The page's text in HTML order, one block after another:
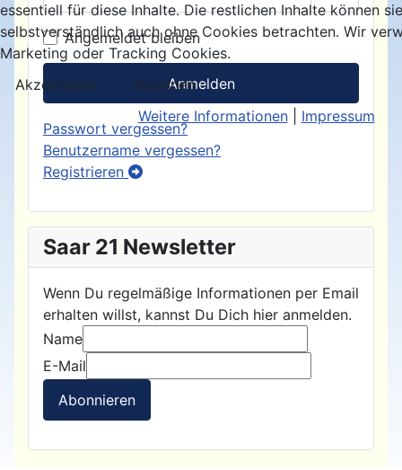
Passwort
Angemeldet bleiben
Anmelden
Passwort vergessen?
Benutzername vergessen?
Registrieren
Saar 21 Newsletter
Wenn Du regelmäßige Informationen per Email
erhalten willst, kannst Du Dich hier anmelden.
Name
E-Mail
Abonnieren
essentiell für diese Inhalte. Die restlichen Inhalte können sie
selbstverständlich auch ohne Cookies betrachten. Wir
Marketing oder Tracking Cookies.
Akzeptieren
Ablehnen
Weitere Informationen| Impressum